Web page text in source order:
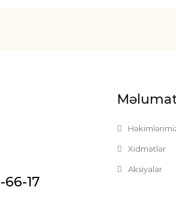
66-17
Xidmətlər
Aksiyalar